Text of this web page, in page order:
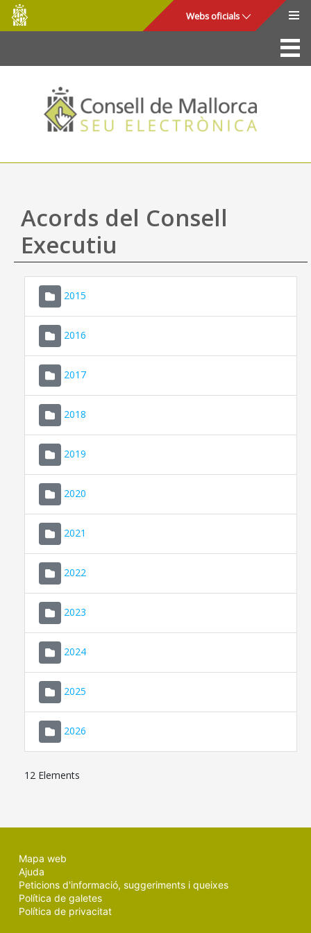
Salta al contingut principal
Consell
de
Mallorca
Webs oficials
La Seu
Consell de Mallorca
Accés i seguretat
Utilitats
Ajuda
Acords del Consell
Executiu
2015
2016
2017
2018
2019
2020
2021
2022
2023
2024
2025
2026
12 Elements
Mapa web
Ajuda
Peticions d'informació, suggeriments i queixes
Política de galetes
Política de privacitat